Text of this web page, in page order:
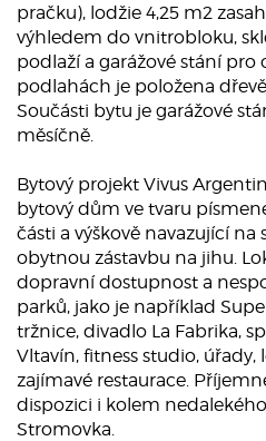
pračku), lodžie 4,25 m2
výhledem do vnitrobloku,
podlaží a garážové stání
podlahách je položena
Součásti bytu je garážové
měsíčně.
Bytový projekt Vivus
bytový dům ve tvaru
části a výškově navazující na
obytnou zástavbu na jihu.
dopravní dostupnost a
parků, jako je například
tržnice, divadlo La Fabrika,
Vltavín, fitness studio,
zajímavé restaurace.
dispozici i kolem
Stromovka.